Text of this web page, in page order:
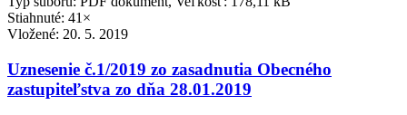
Stiahnuté: 41×
Vložené: 20. 5. 2019
Uznesenie č.1/2019 zo zasadnutia Obecného
zastupiteľstva zo dňa 28.01.2019